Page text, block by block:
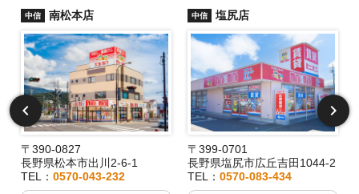
中信 南松本店
〒390-0827
長野県松本市出川2-6-1
TEL：0570-043-232
中信 塩尻店
〒399-0701
長野県塩尻市広丘吉田1044-2
TEL： 0570-083-434